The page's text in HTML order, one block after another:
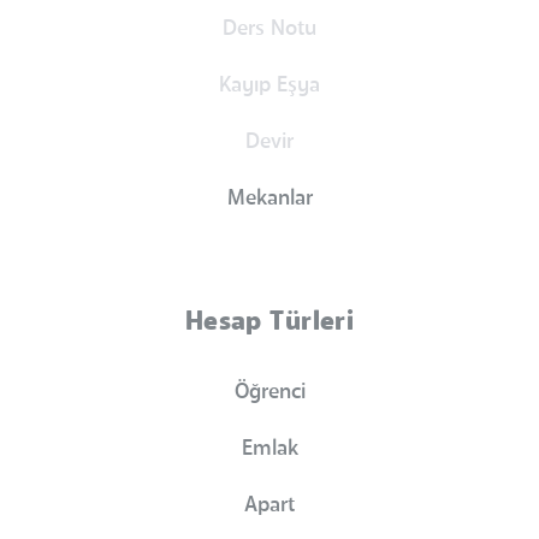
Ders Notu
Kayıp Eşya
Devir
Mekanlar
Hesap Türleri
Öğrenci
Emlak
Apart